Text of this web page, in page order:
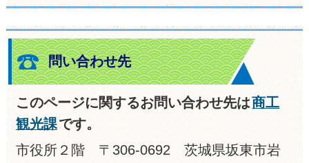
問い合わせ先
このページに関するお問い合わせ先は商工
観光課です。
市役所２階 〒306-0692 茨城県坂東市岩